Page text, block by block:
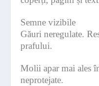
Semne vizibile
Găuri neregulate.
prafului.
Molii apar mai ales
neprotejate.